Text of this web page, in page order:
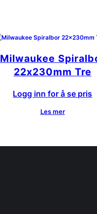
Milwaukee
22x230mm Tre
Logg inn for å se pris
Les mer